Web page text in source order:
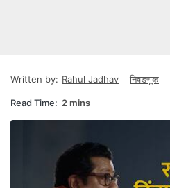
Written by: Rahul Jadhav निवडणूक
Read Time: 2 mins